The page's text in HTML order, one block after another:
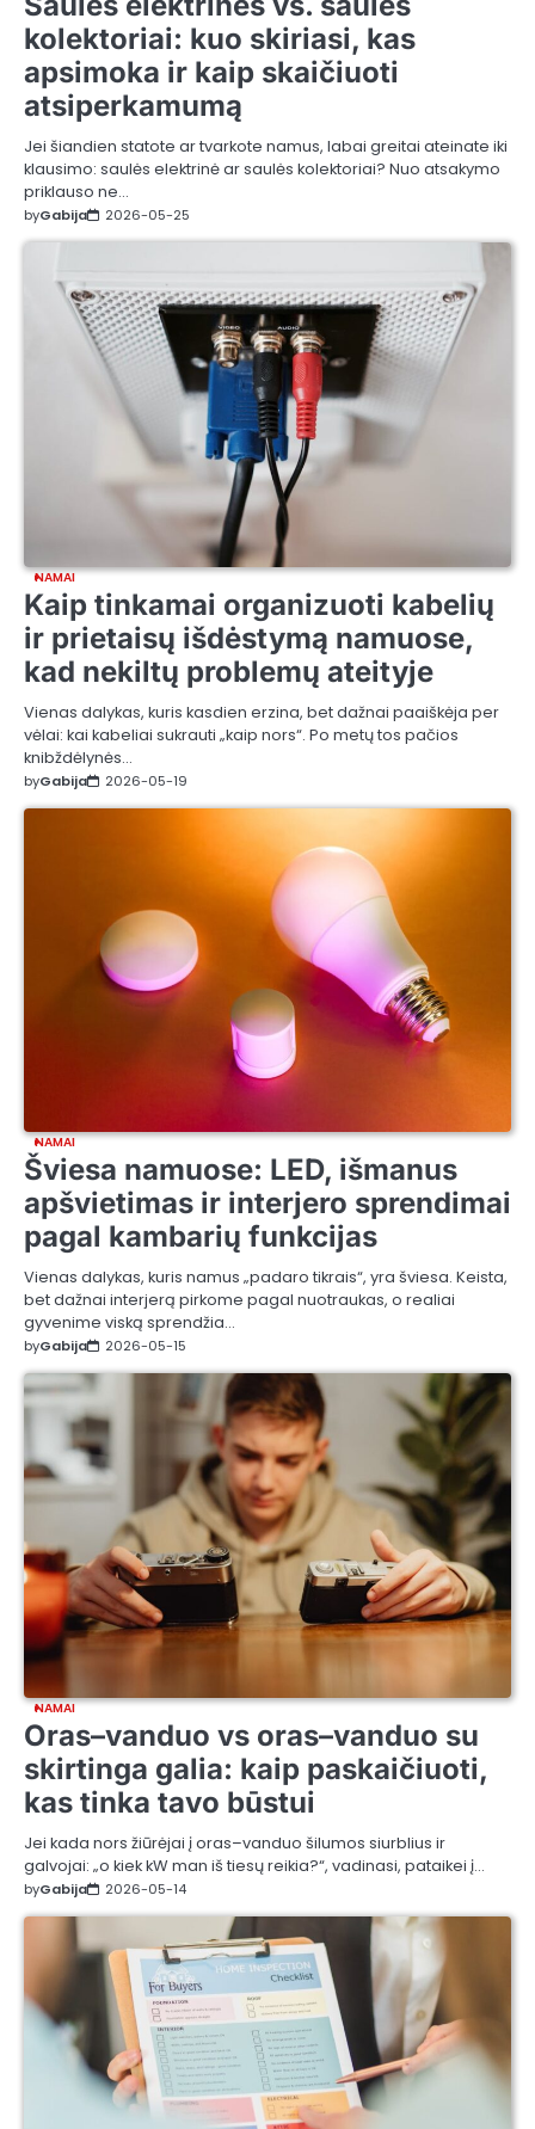
kolektoriai: kuo skiriasi, kas
apsimoka ir kaip skaičiuoti
atsiperkamumą
Jei šiandien statote ar tvarkote namus, labai greitai ateinate iki
klausimo: saulės elektrinė ar saulės kolektoriai? Nuo atsakymo
priklauso ne…
byGabija 2026-05-25
NAMAI
Kaip tinkamai organizuoti kabelių
ir prietaisų išdėstymą namuose,
kad nekiltų problemų ateityje
Vienas dalykas, kuris kasdien erzina, bet dažnai paaiškėja per
vėlai: kai kabeliai sukrauti „kaip nors“. Po metų tos pačios
knibždėlynės…
byGabija 2026-05-19
NAMAI
Šviesa namuose: LED, išmanus
apšvietimas ir interjero sprendimai
pagal kambarių funkcijas
Vienas dalykas, kuris namus „padaro tikrais“, yra šviesa. Keista,
bet dažnai interjerą pirkome pagal nuotraukas, o realiai
gyvenime viską sprendžia…
byGabija 2026-05-15
NAMAI
Oras–vanduo vs oras–vanduo su
skirtinga galia: kaip paskaičiuoti,
kas tinka tavo būstui
Jei kada nors žiūrėjai į oras–vanduo šilumos siurblius ir
galvojai: „o kiek kW man iš tiesų reikia?“, vadinasi, pataikei į…
byGabija 2026-05-14